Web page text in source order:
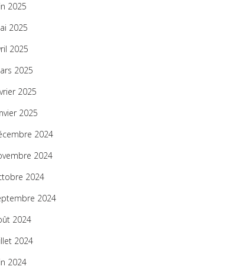
2025
2025
2025
2025
2025
2025
2024
2024
2024
2024
2024
2024
2024